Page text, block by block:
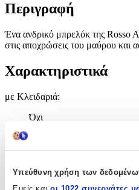
Υπεύθυνη χρήση των
Περιγραφή
Ένα ανδρικό μπρελόκ της Rosso
στις αποχρώσεις του μαύρου και
Χαρακτηριστικά
με Κλειδαριά:
Όχι
Τύπος